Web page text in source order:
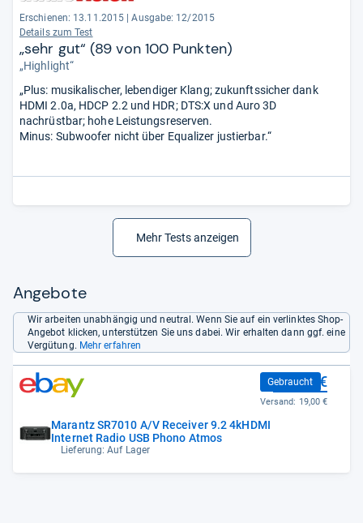
Erschienen: 13.11.2015
Ausgabe: 12/2015
Details zum Test
„sehr gut“ (89 von 100 Punkten)
„Highlight“
„Plus: musikalischer, lebendiger Klang; zukunftssicher dank
HDMI 2.0a, HDCP 2.2 und HDR; DTS:X und Auro 3D
nachrüstbar; hohe Leistungsreserven.
Minus: Subwoofer nicht über Equalizer justierbar.“
Mehr Tests anzeigen
Angebote
Wir arbeiten unabhängig und neutral. Wenn Sie auf ein verlinktes Shop-
Angebot klicken, unterstützen Sie uns dabei. Wir erhalten dann ggf. eine
Vergütung. Mehr erfahren
Marantz SR7010 A/V Receiver 9.2 4kHDMI
Internet Radio USB Phono Atmos
Lieferung: Auf Lager
Gebraucht
981,00 €
Versand: 19,00 €